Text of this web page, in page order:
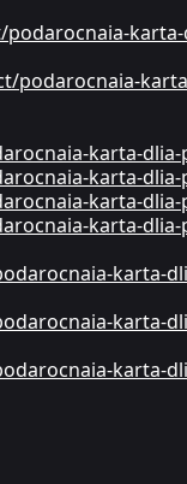
karta-dlia-
karta-dlia-
karta-dlia-
karta-dlia-
karta-
karta-
karta-